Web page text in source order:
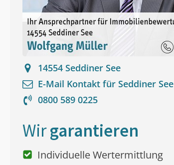
14554 Seddiner See
E-Mail Kontakt für Seddiner See
0800 589 0225
Wirgarantieren
Individuelle Wertermittlung